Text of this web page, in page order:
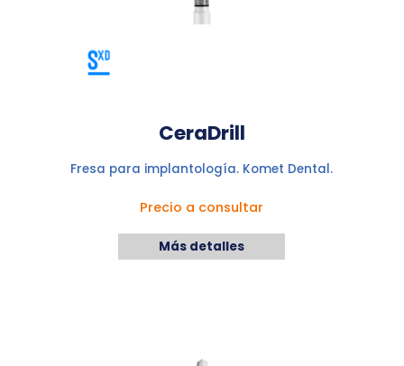
CeraDrill
Fresa para implantología. Komet Dental.
Precio a consultar
Más detalles